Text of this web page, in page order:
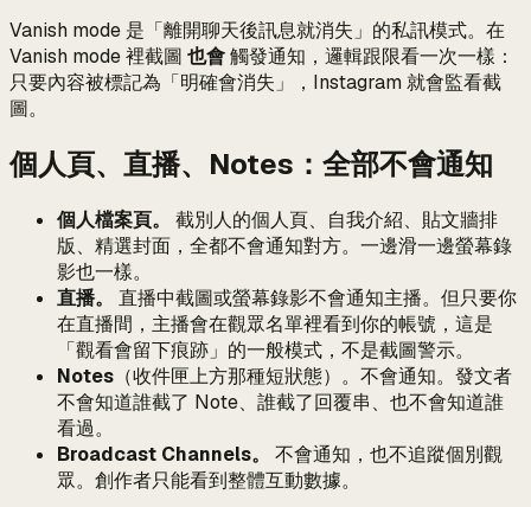
Vanish mode 是「離開聊天後訊息就消失」的私訊模式。在
Vanish mode 裡截圖 也會觸發通知，邏輯跟限看一次一樣：
只要內容被標記為「明確會消失」，Instagram 就會監看截
圖。
個人頁、直播、Notes：全部不會通知
個人檔案頁。
截別人的個人頁、自我介紹、貼文牆排
版、精選封面，全都不會通知對方。一邊滑一邊螢幕錄
影也一樣。
直播。
直播中截圖或螢幕錄影不會通知主播。但只要你
在直播間，主播會在觀眾名單裡看到你的帳號，這是
「觀看會留下痕跡」的一般模式，不是截圖警示。
Notes （收件匣上方那種短狀態）。不會通知。發文者
不會知道誰截了 Note、誰截了回覆串、也不會知道誰
看過。
Broadcast Channels。
不會通知，也不追蹤個別觀
眾。創作者只能看到整體互動數據。